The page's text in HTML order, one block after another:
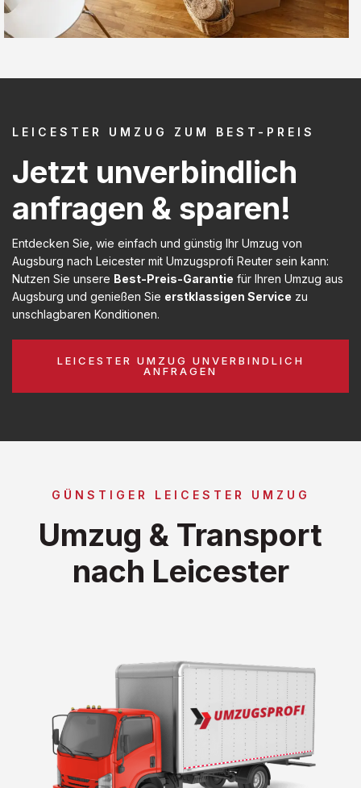
LEICESTER UMZUG ZUM BEST-PREIS
Jetzt unverbindlich
anfragen & sparen!
Entdecken Sie, wie einfach und günstig Ihr Umzug von
Augsburg nach Leicester mit Umzugsprofi Reuter sein kann:
Nutzen Sie unsere Best-Preis-Garantie für Ihren Umzug aus
Augsburg und genießen Sie erstklassigen Service zu
unschlagbaren Konditionen.
LEICESTER UMZUG UNVERBINDLICH
ANFRAGEN
GÜNSTIGER LEICESTER UMZUG
Umzug & Transport
nach Leicester